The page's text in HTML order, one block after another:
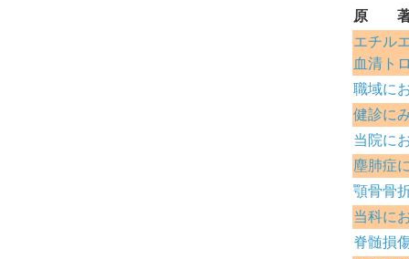
原
エチル
血清ト
職域に
健診に
当院に
塵肺症
顎骨骨
当科に
脊髄損